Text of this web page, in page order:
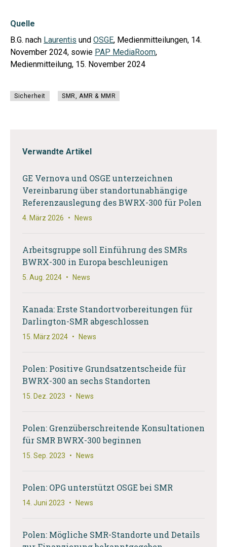
Quelle
B.G. nach Laurentis und OSGE, Medienmitteilungen, 14.
November 2024, sowie PAP MediaRoom,
Medienmitteilung, 15. November 2024
Sicherheit SMR, AMR & MMR
Verwandte Artikel
GE Vernova und OSGE unterzeichnen
Vereinbarung über standortunabhängige
Referenzauslegung des BWRX-300 für Polen
4. März 2026 • News
Arbeitsgruppe soll Einführung des SMRs
BWRX-300 in Europa beschleunigen
5. Aug. 2024 • News
Kanada: Erste Standortvorbereitungen für
Darlington-SMR abgeschlossen
15. März 2024 • News
Polen: Positive Grundsatzentscheide für
BWRX-300 an sechs Standorten
15. Dez. 2023 • News
Polen: Grenzüberschreitende Konsultationen
für SMR BWRX-300 beginnen
15. Sep. 2023 • News
Polen: OPG unterstützt OSGE bei SMR
14. Juni 2023 • News
Polen: Mögliche SMR-Standorte und Details